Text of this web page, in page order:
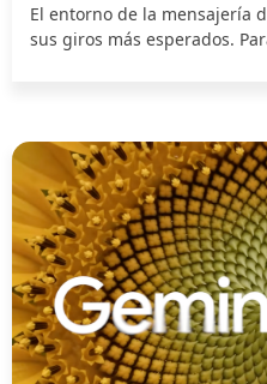
El entorno de la mensajería
sus giros más esperados.